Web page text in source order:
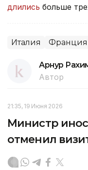
длились больше
Италия Франция
Арнур
Автор
21:35, 19 Июня 2026
Министр
отменил